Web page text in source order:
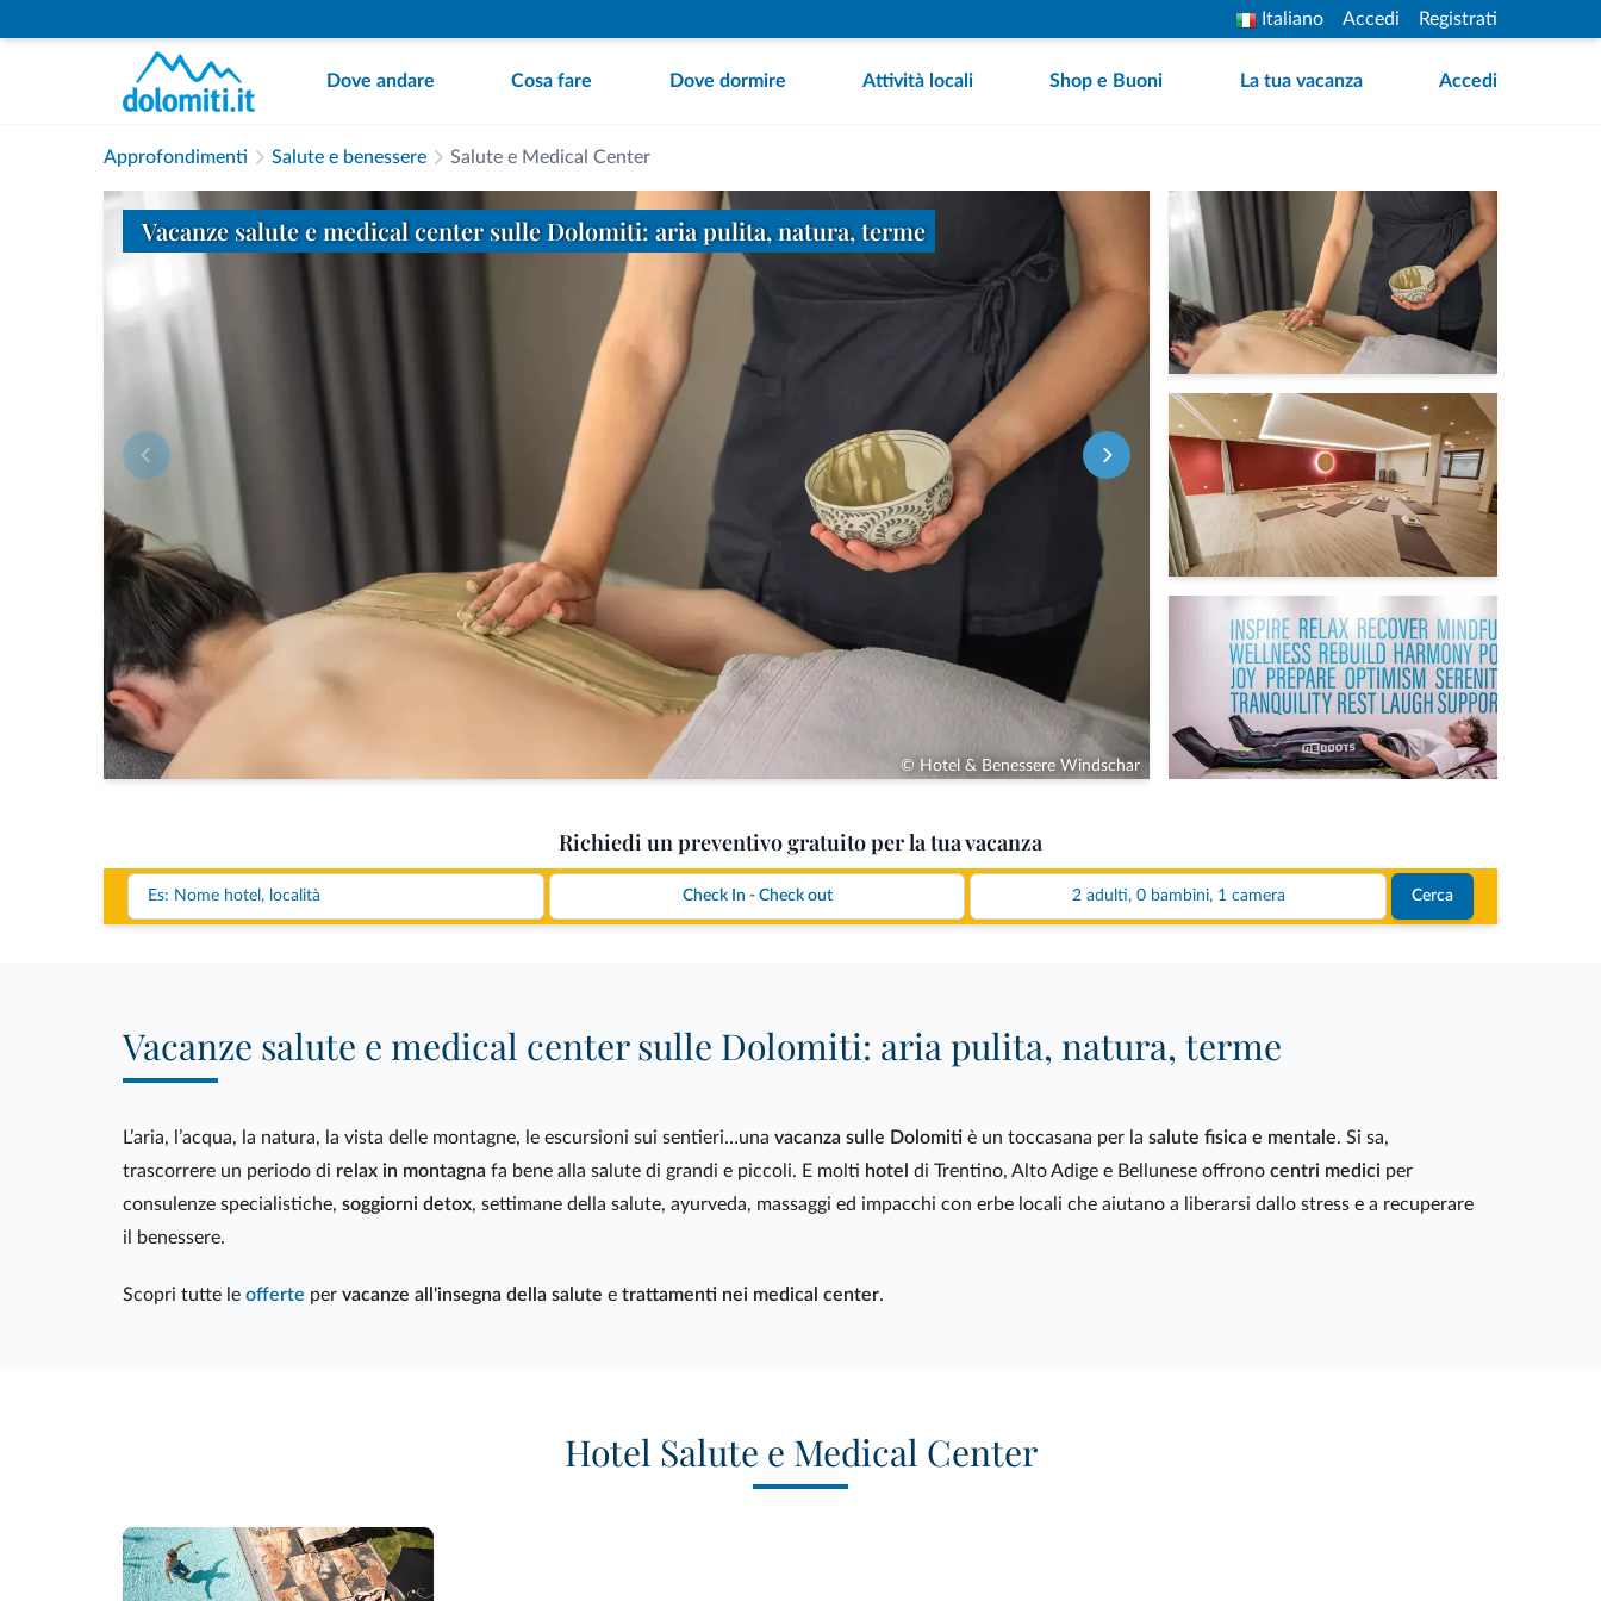
Italiano Accedi Registrati
Dove andare Cosa fare Dove dormire Attività locali Shop e Buoni La tua vacanza Accedi
Approfondimenti Salute e benessere Salute e Medical Center
Vacanze salute e medical center sulle Dolomiti: aria pulita, natura, terme
© Hotel & Benessere Windschar
Richiedi un preventivo gratuito per la tua vacanza
2 adulti, 0 bambini, 1 camera Cerca
Vacanze salute e medical center sulle Dolomiti: aria pulita, natura, terme
L’aria, l’acqua, la natura, la vista delle montagne, le escursioni sui sentieri…una vacanza sulle Dolomiti è un toccasana per la salute fisica e mentale. Si sa,
trascorrere un periodo di relax in montagna fa bene alla salute di grandi e piccoli. E molti hotel di Trentino, Alto Adige e Bellunese offrono centri medici per
consulenze specialistiche, soggiorni detox, settimane della salute, ayurveda, massaggi ed impacchi con erbe locali che aiutano a liberarsi dallo stress e a recuperare
il benessere.
Scopri tutte le offerte per vacanze all'insegna della salute e trattamenti nei medical center.
Hotel Salute e Medical Center